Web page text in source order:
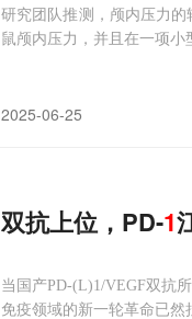
研究团队推测，颅内压力
鼠颅内压力，并且在一项小
2025-06-25
双抗上位，PD-1
当国产PD-(L)1/VEGF双抗
免疫领域的新一轮革命已